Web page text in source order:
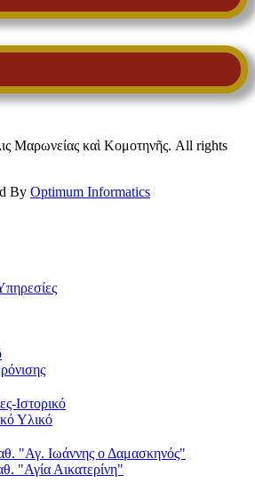
Μαρωνείας καὶ Κομοτηνῆς. All rights
By Optimum Informatics
Ιστορικό
Υλικό
"Αγ. Ιωάννης ο Δαμασκηνός"
"Αγία Αικατερίνη"